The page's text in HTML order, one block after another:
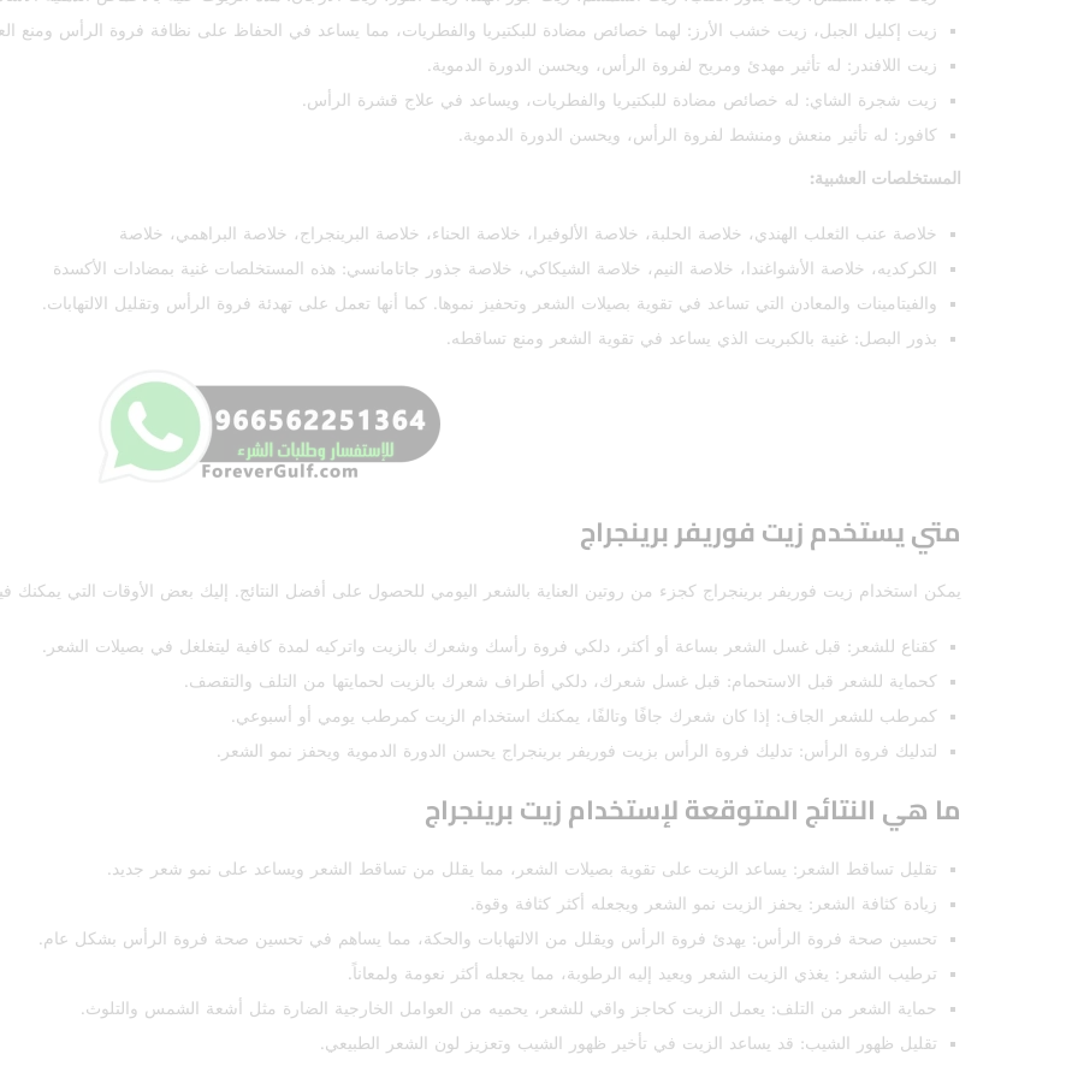
زيت إكليل الجبل، زيت خشب الأرز: لهما خصائص مضادة للبكتيريا والفطريات، مما يساعد في الحفاظ على نظافة فروة الرأس ومنع
زيت اللافندر: له تأثير مهدئ ومريح لفروة الرأس، ويحسن الدورة الدموية.
زيت شجرة الشاي: له خصائص مضادة للبكتيريا والفطريات، ويساعد في علاج قشرة الرأس.
كافور: له تأثير منعش ومنشط لفروة الرأس، ويحسن الدورة الدموية.
المستخلصات العشبية:
خلاصة عنب الثعلب الهندي، خلاصة الحلبة، خلاصة الألوفيرا، خلاصة الحناء، خلاصة البرينجراج، خلاصة البراهمي، خلاصة
الكركديه، خلاصة الأشواغندا، خلاصة النيم، خلاصة الشيكاكي، خلاصة جذور جاتامانسي: هذه المستخلصات غنية بمضادات الأكسدة
والفيتامينات والمعادن التي تساعد في تقوية بصيلات الشعر وتحفيز نموها. كما أنها تعمل على تهدئة فروة الرأس وتقليل الالتهابات.
بذور البصل: غنية بالكبريت الذي يساعد في تقوية الشعر ومنع تساقطه.
متي يستخدم زيت فوريفر برينجراج
يمكن استخدام زيت فوريفر برينجراج كجزء من روتين العناية بالشعر اليومي للحصول على أفضل النتائج. إليك بعض الأوقات التي يمكنك
كقناع للشعر: قبل غسل الشعر بساعة أو أكثر، دلكي فروة رأسك وشعرك بالزيت واتركيه لمدة كافية ليتغلغل في بصيلات الشعر.
كحماية للشعر قبل الاستحمام: قبل غسل شعرك، دلكي أطراف شعرك بالزيت لحمايتها من التلف والتقصف.
كمرطب للشعر الجاف: إذا كان شعرك جافًا وتالفًا، يمكنك استخدام الزيت كمرطب يومي أو أسبوعي.
لتدليك فروة الرأس: تدليك فروة الرأس بزيت فوريفر برينجراج يحسن الدورة الدموية ويحفز نمو الشعر.
ما هي النتائج المتوقعة لإستخدام زيت برينجراج
تقليل تساقط الشعر: يساعد الزيت على تقوية بصيلات الشعر، مما يقلل من تساقط الشعر ويساعد على نمو شعر جديد.
زيادة كثافة الشعر: يحفز الزيت نمو الشعر ويجعله أكثر كثافة وقوة.
تحسين صحة فروة الرأس: يهدئ فروة الرأس ويقلل من الالتهابات والحكة، مما يساهم في تحسين صحة فروة الرأس بشكل عام.
ترطيب الشعر: يغذي الزيت الشعر ويعيد إليه الرطوبة، مما يجعله أكثر نعومة ولمعاناً.
حماية الشعر من التلف: يعمل الزيت كحاجز واقي للشعر، يحميه من العوامل الخارجية الضارة مثل أشعة الشمس والتلوث.
تقليل ظهور الشيب: قد يساعد الزيت في تأخير ظهور الشيب وتعزيز لون الشعر الطبيعي.